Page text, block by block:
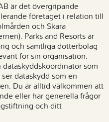
är det övergripande
företaget i relation till
och Skara
Parks and Resorts är
och samtliga dotterbolag
för sin organisation.
dataskyddskoordinator som
dataskydd som en
Du är alltid välkommen att
eller har generella frågor
och ditt